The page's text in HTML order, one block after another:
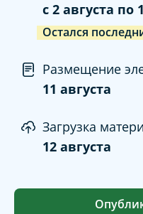
c 2 августа по
Остался
Размещение
11 августа
Загрузка
12 августа